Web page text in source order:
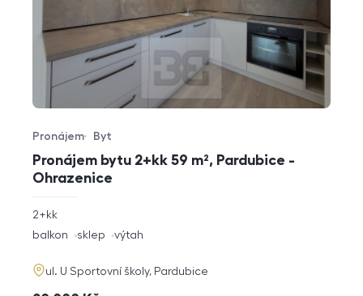
Pronájem bytu 2+kk 59 m², Pardubice -
Ohrazenice
Typ nabídky
Pronájem
Typ nemovitosti
Byt
rozměry
dispozice
2+kk
funkce
balkon sklep výtah
adresa
ul. U Sportovní školy, Pardubice